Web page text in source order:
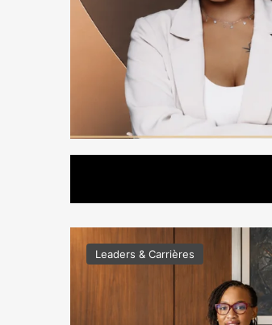
Leaders & Carrières